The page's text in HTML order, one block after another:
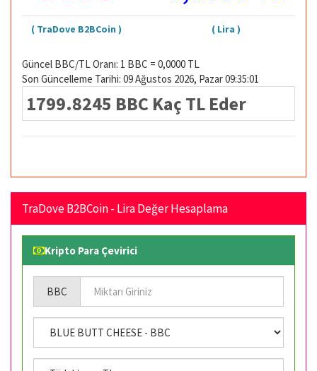
( TraDove B2BCoin ) ( Lira )
Güncel BBC/TL Oranı: 1 BBC = 0,0000 TL
Son Güncelleme Tarihi: 09 Ağustos 2026, Pazar 09:35:01
1799.8245 BBC Kaç TL Eder
TraDove B2BCoin - Lira Değer Hesaplama
Kripto Para Çevirici
BBC